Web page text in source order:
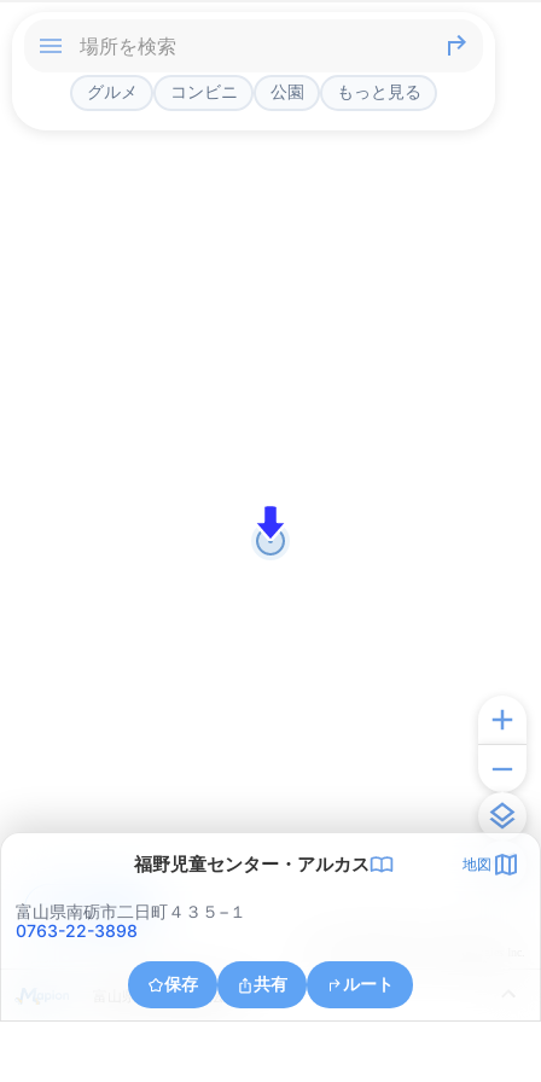
グルメ コンビニ 公園 もっと見る
福野児童センター・アルカス 地図
富山県南砺市二日町４３５−１
0763-22-3898
保存 共有 ルート
富山県小矢部市興法寺
アプリで見る